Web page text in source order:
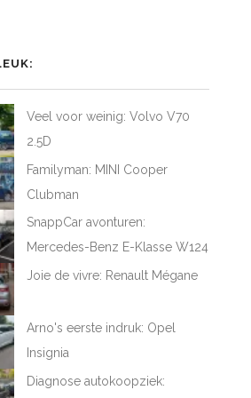
op
Veel voor weinig: Volvo V70
2.5D
Familyman: MINI Cooper
Clubman
SnappCar avonturen:
Mercedes-Benz E-Klasse W124
Joie de vivre: Renault Mégane
Arno's eerste indruk: Opel
Insignia
Diagnose autokoopziek: